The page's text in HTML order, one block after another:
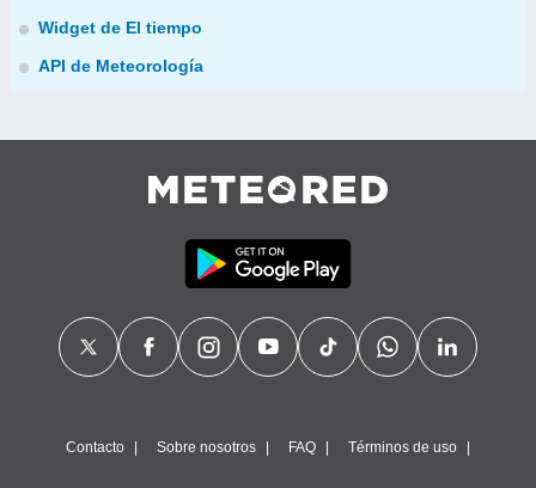
Widget de El tiempo
API de Meteorología
Contacto Sobre nosotros FAQ Términos de uso